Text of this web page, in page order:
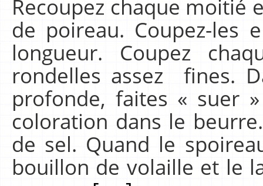
Recoupez chaque moitié
de poireau. Coupez-les
longueur. Coupez
rondelles assez fines.
profonde, faites « suer
coloration dans le
de sel. Quand le
bouillon de volaille et le